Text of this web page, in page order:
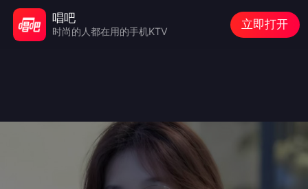
唱吧
时尚的人都在用的手机KTV
立即打开